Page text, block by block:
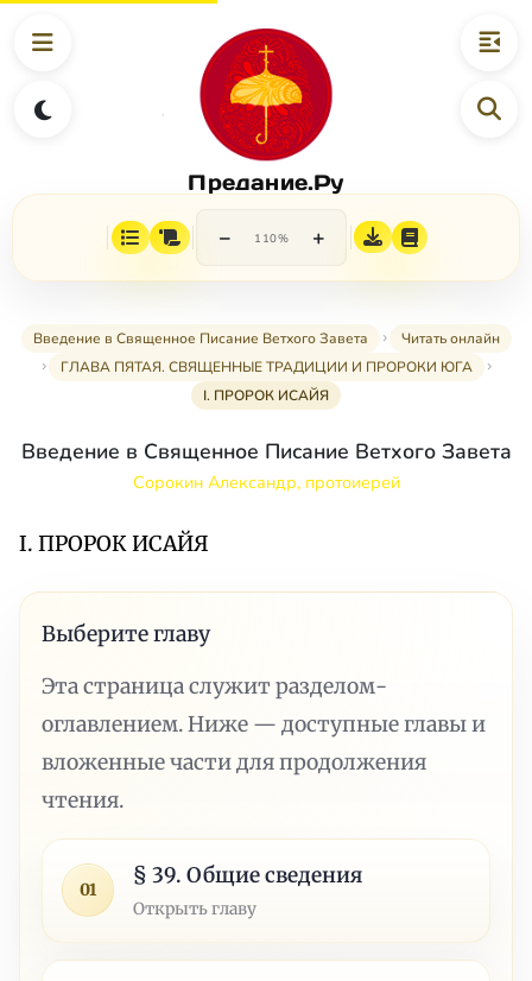
Предание.Ру
− 110% +
Введение в Священное Писание Ветхого Завета
Читать онлайн
ГЛАВА ПЯТАЯ. СВЯЩЕННЫЕ ТРАДИЦИИ И ПРОРОКИ ЮГА
I. ПРОРОК ИСАЙЯ
Введение в Священное Писание Ветхого Завета
Сорокин Александр, протоиерей
I. ПРОРОК ИСАЙЯ
Выберите главу
Эта страница служит разделом-
оглавлением. Ниже — доступные главы и
вложенные части для продолжения
чтения.
01
§ 39. Общие сведения
Открыть главу